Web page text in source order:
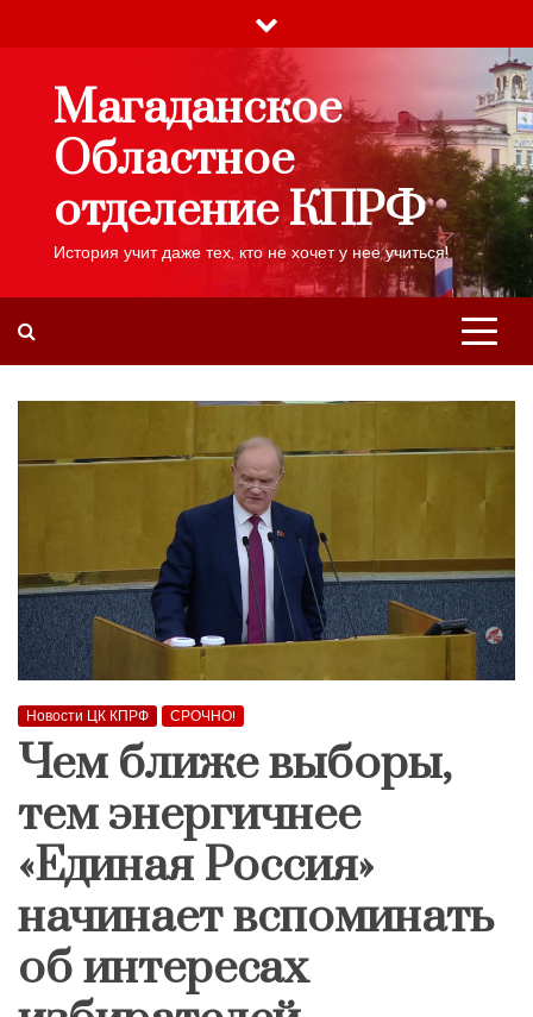
Магаданское
Областное
отделение КПРФ
История учит даже тех, кто не хочет у нее учиться!
Новости ЦК КПРФ СРОЧНО!
Чем ближе выборы,
тем энергичнее
«Единая Россия»
начинает вспоминать
об интересах